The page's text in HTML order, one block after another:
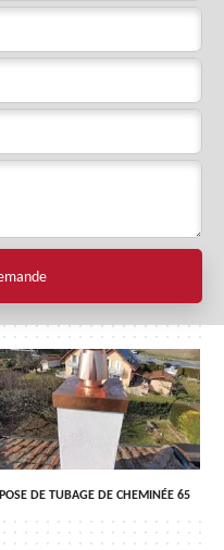
POSE DE TUBAGE DE CHEMINÉE 65